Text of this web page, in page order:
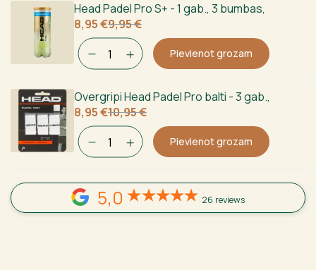
Head Padel Pro S+ - 1 gab., 3 bumbas,
9,95€
Sākotnējā
cena
bija:
9,95 €.
8,95€
Current
price
is:
8,95 €.
Pievienot grozam
Overgripi Head Padel Pro balti - 3 gab.,
10,95€
Sākotnējā
cena
bija:
10,95 €.
8,95€
Current
price
is:
8,95 €.
Pievienot grozam
5,0 26 reviews